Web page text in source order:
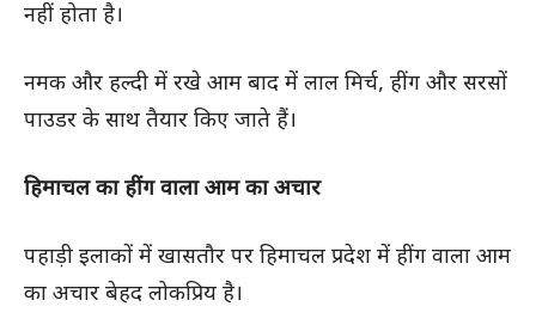
नहीं होता है।
नमक और हल्दी में रखे आम बाद में लाल मिर्च, हींग और सरसों
पाउडर के साथ तैयार किए जाते हैं।
हिमाचल का हींग वाला आम का अचार
पहाड़ी इलाकों में खासतौर पर हिमाचल प्रदेश में हींग वाला आम
का अचार बेहद लोकप्रिय है।